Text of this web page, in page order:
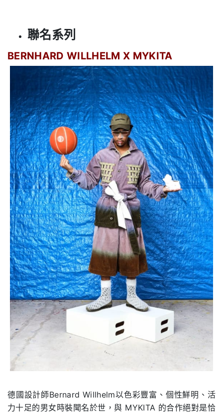
聯名系列
BERNHARD WILLHELM X MYKITA
德國設計師Bernard Willhelm以色彩豐富、個性鮮明、活
力十足的男女時裝聞名於世，與 MYKITA 的合作絕對是恰